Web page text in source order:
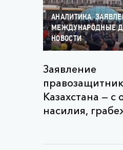
АНАЛИТИКА,
МЕЖДУНАРОДНЫЕ
НОВОСТИ
Заявление
Казахстана —
насилия,